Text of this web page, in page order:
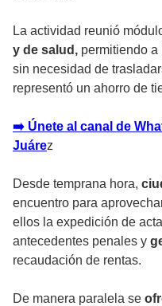
La actividad reunió
y de salud, permitiendo a
sin necesidad de
representó un ahorro de
➡️ Únete al canal de
Juárez
Desde temprana hora,
encuentro para
ellos la expedición de
antecedentes penales y
recaudación de rentas.
De manera paralela se